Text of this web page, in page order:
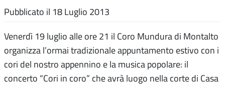
Pubblicato il 18 Luglio 2013
Venerdì 19 luglio alle ore 21 il Coro Mundura di Montalto
organizza l’ormai tradizionale appuntamento estivo con i
cori del nostro appennino e la musica popolare: il
concerto “Cori in coro” che avrà luogo nella corte di Casa